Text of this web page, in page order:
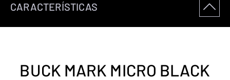
CARACTERÍSTICAS
BUCK MARK MICRO BLACK